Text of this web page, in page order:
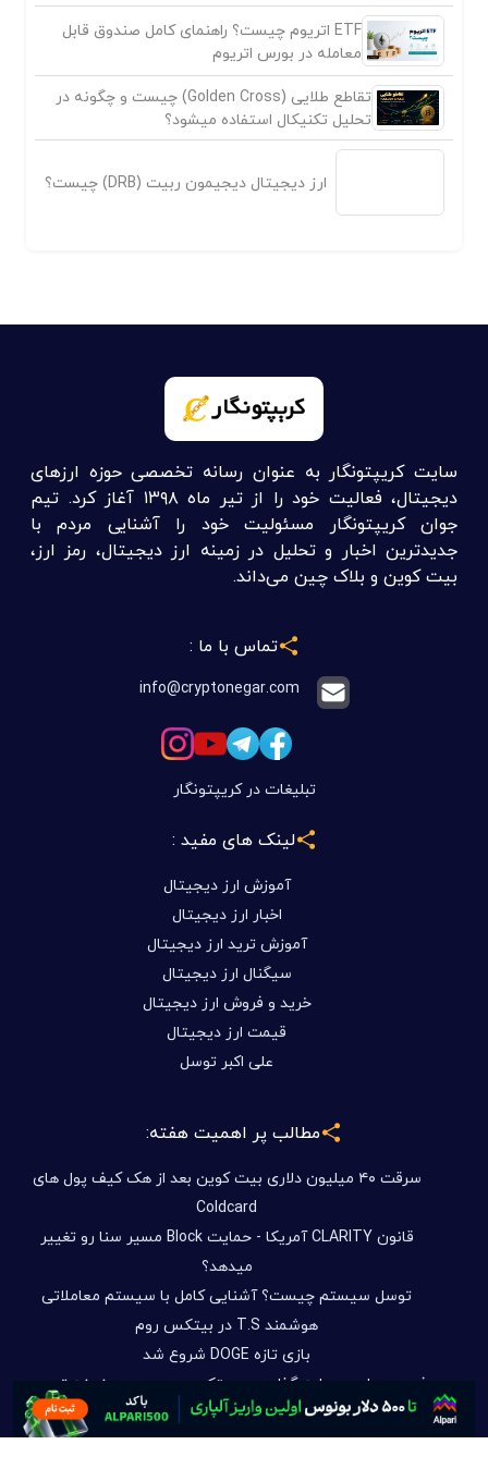
ETF اتریوم چیست؟ راهنمای کامل صندوق قابل
معامله در بورس اتریوم
تقاطع طلایی (Golden Cross) چیست و چگونه در
تحلیل تکنیکال استفاده میشود؟
ارز دیجیتال دیجیمون ربیت (DRB) چیست؟
سایت کریپتونگار به عنوان رسانه تخصصی حوزه ارزهای
دیجیتال، فعالیت خود را از تیر ماه ۱۳۹۸ آغاز کرد. تیم
جوان کریپتونگار مسئولیت خود را آشنایی مردم با
جدیدترین اخبار و تحلیل در زمینه ارز دیجیتال، رمز ارز،
بیت کوین و بلاک چین می‌داند.
تماس با ما :
info@cryptonegar.com
تبلیغات در کریپتونگار
لینک های مفید :
آموزش ارز دیجیتال
اخبار ارز دیجیتال
آموزش ترید ارز دیجیتال
سیگنال ارز دیجیتال
خرید و فروش ارز دیجیتال
قیمت ارز دیجیتال
علی اکبر توسل
مطالب پر اهمیت هفته:
سرقت ۴۰ میلیون دلاری بیت کوین بعد از هک کیف پول های
Coldcard
قانون CLARITY آمریکا - حمایت Block مسیر سنا رو تغییر
میدهد؟
توسل سیستم چیست؟ آشنایی کامل با سیستم معاملاتی
هوشمند T.S در بیتکس روم
بازی تازه DOGE شروع شد
فرصت های سرمایه گذاری در بیتکس روم بدون دغدغه تحریم